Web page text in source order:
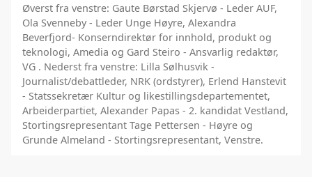
Øverst fra venstre: Gaute Børstad Skjervø - Leder AUF,
Ola Svenneby - Leder Unge Høyre, Alexandra
Beverfjord- Konserndirektør for innhold, produkt og
teknologi, Amedia og Gard Steiro - Ansvarlig redaktør,
VG . Nederst fra venstre: Lilla Sølhusvik -
Journalist/debattleder, NRK (ordstyrer), Erlend Hanstevit
- Statssekretær Kultur og likestillingsdepartementet,
Arbeiderpartiet, Alexander Papas - 2. kandidat Vestland,
Stortingsrepresentant Tage Pettersen - Høyre og
Grunde Almeland - Stortingsrepresentant, Venstre.